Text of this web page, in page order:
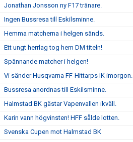
Jonathan Jonsson ny F17 tränare.
Ingen Bussresa till Eskilsminne.
Hemma matcherna i helgen sänds.
Ett ungt herrlag tog hem DM titeln!
Spännande matcher i helgen!
Vi sänder Husqvarna FF-Hittarps IK imorgon.
Bussresa anordnas till Eskilsminne.
Halmstad BK gästar Vapenvallen ikväll.
Karin vann högvinsten! HFF sålde lotten.
Svenska Cupen mot Halmstad BK